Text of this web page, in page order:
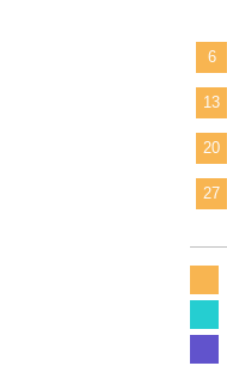
6
13
20
27